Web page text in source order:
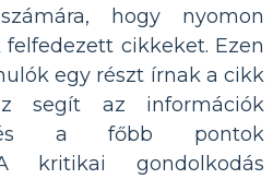
hogy nyomon
cikkeket. Ezen
egy részt írnak a cikk
segít az információk
és a főbb pontok
kritikai gondolkodás